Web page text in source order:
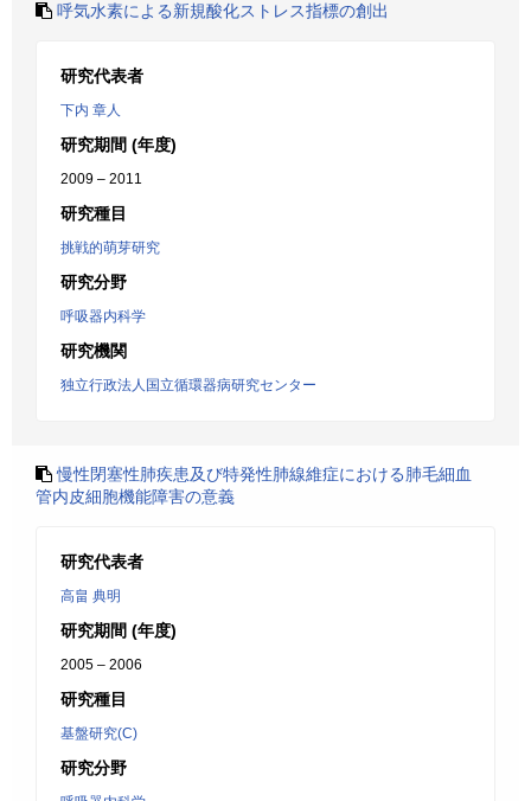
呼気水素による新規酸化ストレス指標の創出
研究代表者
下内 章人
研究期間 (年度)
2009 – 2011
研究種目
挑戦的萌芽研究
研究分野
呼吸器内科学
研究機関
独立行政法人国立循環器病研究センター
慢性閉塞性肺疾患及び特発性肺線維症における肺毛細血
管内皮細胞機能障害の意義
研究代表者
高畠 典明
研究期間 (年度)
2005 – 2006
研究種目
基盤研究(C)
研究分野